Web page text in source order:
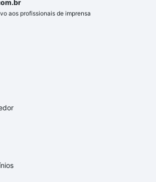
aos profissionais de imprensa